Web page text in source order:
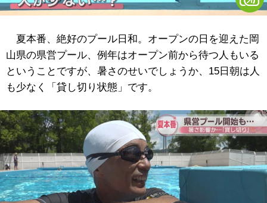
夏本番、絶好のプール日和。オープンの日を迎えた岡
山県の県営プール、例年はオープン前から待つ人もいる
ということですが、暑さのせいでしょうか、15日朝は人
も少なく「貸し切り状態」です。